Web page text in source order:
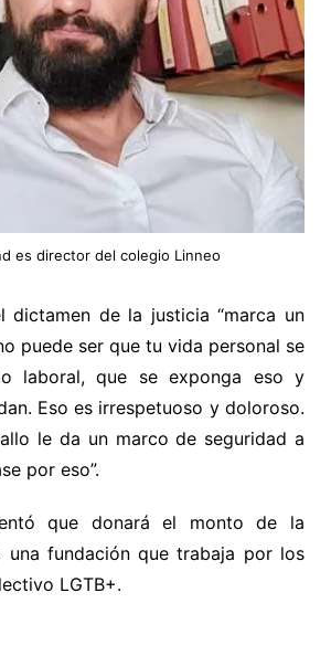
es director del colegio Linneo
dictamen de la justicia “marca un
puede ser que tu vida personal se
laboral, que se exponga eso y
Eso es irrespetuoso y doloroso.
le da un marco de seguridad a
por eso”.
que donará el monto de la
una fundación que trabaja por los
LGTB+.